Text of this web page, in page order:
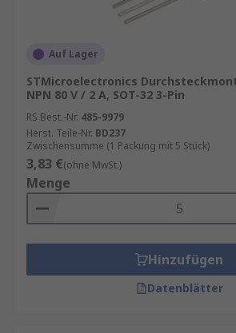
Auf Lager
STMicroelectronics
NPN 80 V / 2 A, SOT-32 3-Pin
RS Best.-Nr. 485-9979
Herst. Teile-Nr. BD237
Zwischensumme (1 Packung mit 5 Stück)
3,83 €(ohne MwSt.)
Menge
Hinzufügen
Datenblätter